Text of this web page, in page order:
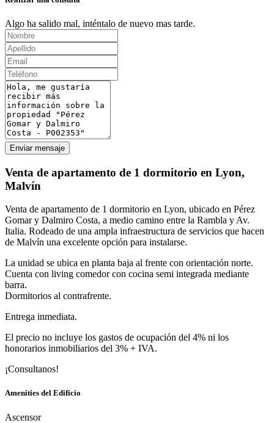
Algo ha salido mal, inténtalo de nuevo mas tarde.
Enviar mensaje
Venta de apartamento de 1 dormitorio en Lyon,
Malvín
Venta de apartamento de 1 dormitorio en Lyon, ubicado en Pérez
Gomar y Dalmiro Costa, a medio camino entre la Rambla y Av.
Italia. Rodeado de una ampla infraestructura de servicios que hacen
de Malvín una excelente opción para instalarse.
La unidad se ubica en planta baja al frente con orientación norte.
Cuenta con living comedor con cocina semi integrada mediante
barra.
Dormitorios al contrafrente.
Entrega inmediata.
El precio no incluye los gastos de ocupación del 4% ni los
honorarios inmobiliarios del 3% + IVA.
¡Consultanos!
Amenities del Edificio
Ascensor